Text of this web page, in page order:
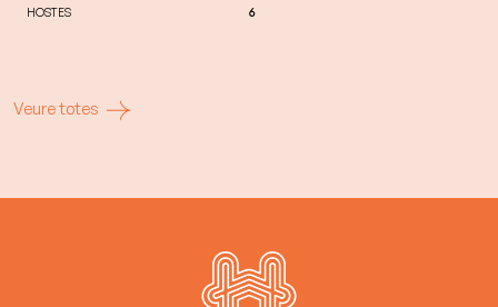
HOSTES
6
Veure totes